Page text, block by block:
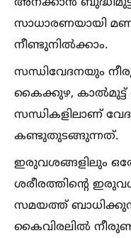
സാധാരണയായി
നീണ്ടുനില്‍ക്കാം.
സന്ധിവേദനയും
കൈക്കുഴ, കാല്‍മുട്ട്
സന്ധികളിലാണ്
കണ്ടുതുടങ്ങുന്നത്.
ഇരുവശങ്ങളിലും
ശരീരത്തിന്റെ
സമയത്ത്
കൈവിരലില്‍